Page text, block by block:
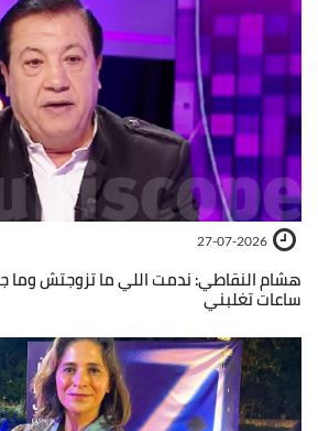
27-07-2026
هشام النقاطي: ندمت اللي ما تزوجتش وما
ساعات تغلبني